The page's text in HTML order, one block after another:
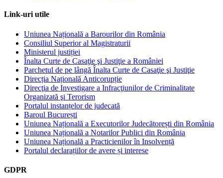
Link-uri utile
Uniunea Națională a Barourilor din România
Consiliul Superior al Magistraturii
Ministerul justiției
Înalta Curte de Casaţie şi Justiţie a României
Parchetul de pe lângă Înalta Curte de Casaţie şi Justiţie
Direcția Națională Anticorupție
Direcţia de Investigare a Infracţiunilor de Criminalitate
Organizată şi Terorism
Portalul instanțelor de judecată
Baroul București
Uniunea Națională a Executorilor Judecătorești din România
Uniunea Națională a Notarilor Publici din România
Uniunea Națională a Practicienilor în Insolvență
Portalul declarațiilor de avere și interese
GDPR